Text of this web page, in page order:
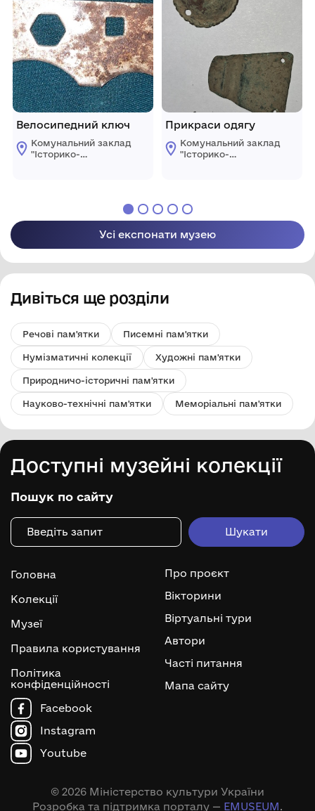
Велосипедний ключ
Комунальний заклад
"Історико-
Прикраси одягу
Комунальний заклад
"Історико-
Усі експонати музею
Дивіться ще розділи
Речові пам'ятки Писемні пам'ятки
Нумізматичні колекції Художні пам'ятки
Природничо-історичні пам'ятки
Науково-технічні пам'ятки Меморіальні пам'ятки
Доступні музейні колекції
Пошук по сайту
Головна
Колекції
Музеї
Правила користування
Політика
конфіденційності
Про проєкт
Вікторини
Віртуальні тури
Автори
Часті питання
Мапа сайту
Facebook
Instagram
Youtube
© 2026 Міністерство культури України
Розробка та підтримка порталу — EMUSEUM.